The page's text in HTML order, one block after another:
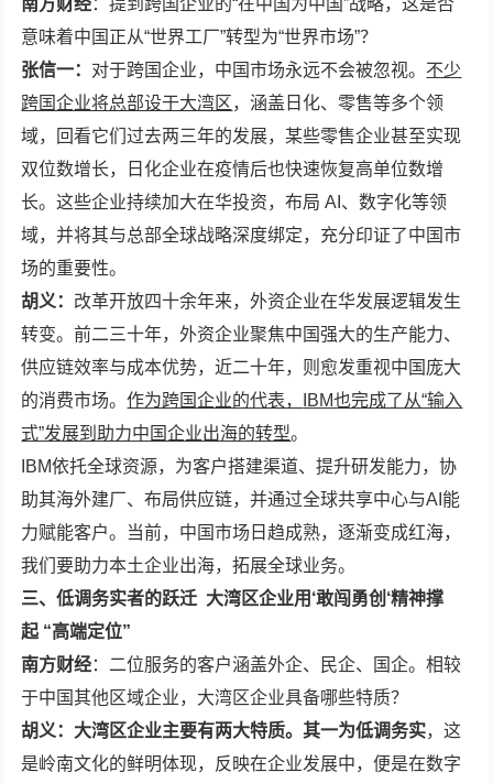
南方财经：提到跨国企业的“在中国为中国”战略，这是否
意味着中国正从“世界工厂”转型为“世界市场”？
张信一： 对于跨国企业，中国市场永远不会被忽视。 不少
跨国企业将总部设于大湾区，涵盖日化、零售等多个领
域，回看它们过去两三年的发展，某些零售企业甚至实现
双位数增长，日化企业在疫情后也快速恢复高单位数增
长。这些企业持续加大在华投资，布局 AI、数字化等领
域，并将其与总部全球战略深度绑定，充分印证了中国市
场的重要性。
胡义： 改革开放四十余年来，外资企业在华发展逻辑发生
转变。前二三十年，外资企业聚焦中国强大的生产能力、
供应链效率与成本优势，近二十年，则愈发重视中国庞大
的消费市场。作为跨国企业的代表，
IBM也完成了从“输入
式”发展到助力中国企业出海的转型。
IBM依托全球资源，为客户搭建渠道、提升研发能力，协
助其海外建厂、布局供应链，并通过全球共享中心与AI能
力赋能客户。当前，中国市场日趋成熟，逐渐变成红海，
我们要助力本土企业出海，拓展全球业务。
三、低调务实者的跃迁 大湾区企业用 ‘敢闯 勇创‘精神撑
起 “高端定位”
南方财经：二位服务的客户涵盖外企、民企、国企。相较
于中国其他区域企业，大湾区企业具备哪些特质？
胡义：大湾区企业主要有两大特质。其一为低调务实，这
是岭南文化的鲜明体现，反映在企业发展中，便是在数字